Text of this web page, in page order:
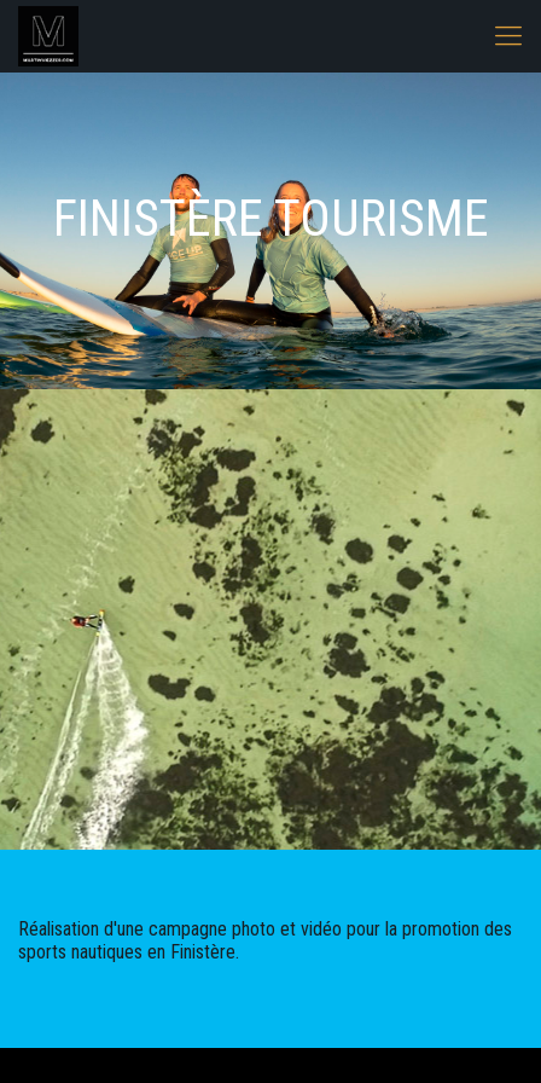
FINISTÈRE TOURISME
Réalisation d'une campagne photo et vidéo pour la promotion des
sports nautiques en Finistère.